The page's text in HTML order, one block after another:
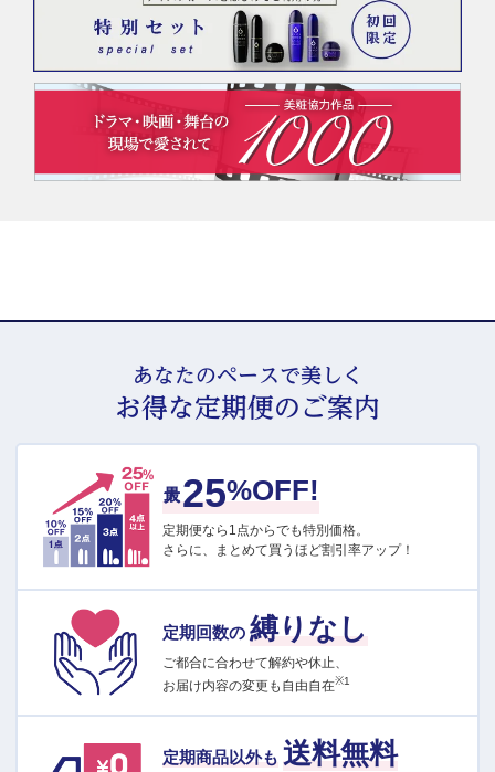
あなたのペースで美しく
お得な定期便のご案内
25%OFF!
定期便なら1点からでも特別価格。
さらに、まとめて買うほど割引率アップ！
定期回数の 縛りなし
ご都合に合わせて解約や休止、
お届け内容の変更も自由自在※1
定期商品以外も 送料無料